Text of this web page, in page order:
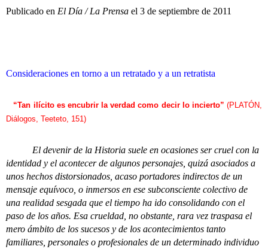
Publicado en El Día / La Prensa el 3 de septiembre de 2011
Consideraciones en torno a un retratado y a un retratista
“Tan ilícito es encubrir la verdad como decir lo incierto”(PLATÓN,
Diálogos, Teeteto, 151)
El devenir de la Historia suele en ocasiones ser cruel con la
identidad y el acontecer de algunos personajes, quizá asociados a
unos hechos distorsionados, acaso portadores indirectos de un
mensaje equívoco, o inmersos en ese subconsciente colectivo de
una realidad sesgada que el tiempo ha ido consolidando con el
paso de los años. Esa crueldad, no obstante, rara vez traspasa el
mero ámbito de los sucesos y de los acontecimientos tanto
familiares, personales o profesionales de un determinado individuo